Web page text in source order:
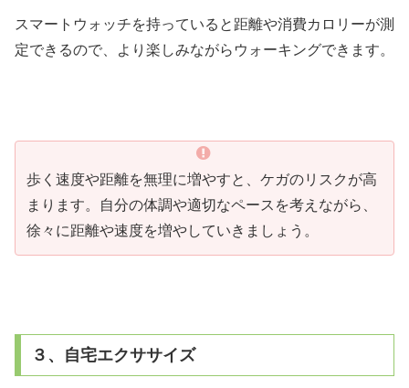
スマートウォッチを持っていると距離や消費カロリーが測
定できるので、より楽しみながらウォーキングできます。
歩く速度や距離を無理に増やすと、ケガのリスクが高
まります。自分の体調や適切なペースを考えながら、
徐々に距離や速度を増やしていきましょう。
３、自宅エクササイズ